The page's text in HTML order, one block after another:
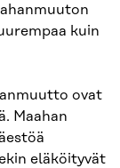
kuin
ovat
Maahan
eläköityvät